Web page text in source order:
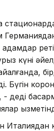
адамдар
күні
Бүгін
- деді
Италиядан